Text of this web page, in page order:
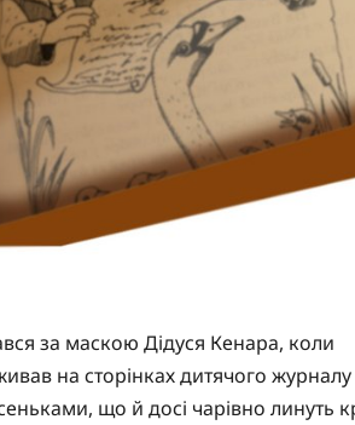
за маскою Дідуся Кенара, коли
на сторінках дитячого журналу
що й досі чарівно линуть